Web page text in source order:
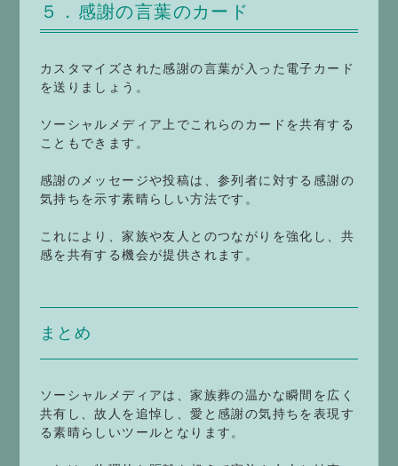
５．感謝の言葉のカード
カスタマイズされた感謝の言葉が入った電子カード
を送りましょう。
ソーシャルメディア上でこれらのカードを共有する
こともできます。
感謝のメッセージや投稿は、参列者に対する感謝の
気持ちを示す素晴らしい方法です。
これにより、家族や友人とのつながりを強化し、共
感を共有する機会が提供されます。
まとめ
ソーシャルメディアは、家族葬の温かな瞬間を広く
共有し、故人を追悼し、愛と感謝の気持ちを表現す
る素晴らしいツールとなります。